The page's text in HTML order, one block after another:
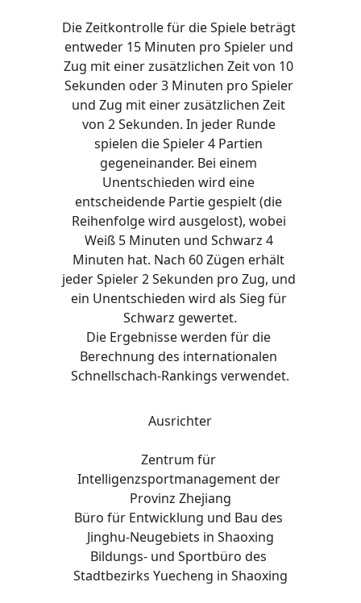
Die Zeitkontrolle für die Spiele beträgt
entweder 15 Minuten pro Spieler und
Zug mit einer zusätzlichen Zeit von 10
Sekunden oder 3 Minuten pro Spieler
und Zug mit einer zusätzlichen Zeit
von 2 Sekunden. In jeder Runde
spielen die Spieler 4 Partien
gegeneinander. Bei einem
Unentschieden wird eine
entscheidende Partie gespielt (die
Reihenfolge wird ausgelost), wobei
Weiß 5 Minuten und Schwarz 4
Minuten hat. Nach 60 Zügen erhält
jeder Spieler 2 Sekunden pro Zug, und
ein Unentschieden wird als Sieg für
Schwarz gewertet.
Die Ergebnisse werden für die
Berechnung des internationalen
Schnellschach-Rankings verwendet.
Ausrichter
Zentrum für
Intelligenzsportmanagement der
Provinz Zhejiang
Büro für Entwicklung und Bau des
Jinghu-Neugebiets in Shaoxing
Bildungs- und Sportbüro des
Stadtbezirks Yuecheng in Shaoxing